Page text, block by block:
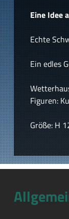
Eine Idee
Echte
Ein edles
Figuren:
Größe: H